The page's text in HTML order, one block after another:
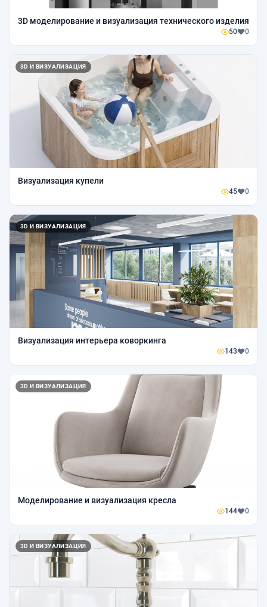
3D моделирование и визуализация технического изделия
50 0
3D И ВИЗУАЛИЗАЦИЯ
Визуализация купели
45 0
3D И ВИЗУАЛИЗАЦИЯ
Визуализация интерьера коворкинга
143 0
3D И ВИЗУАЛИЗАЦИЯ
Моделирование и визуализация кресла
144 0
3D И ВИЗУАЛИЗАЦИЯ